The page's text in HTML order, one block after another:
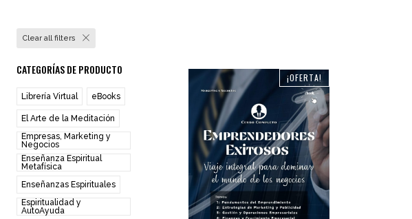
Clear all filters
CATEGORÍAS DE PRODUCTO
Librería Virtual eBooks
El Arte de la Meditación
Empresas, Marketing y
Negocios
Enseñanza Espiritual
Metafísica
Enseñanzas Espirituales
Espiritualidad y
AutoAyuda
¡OFERTA!